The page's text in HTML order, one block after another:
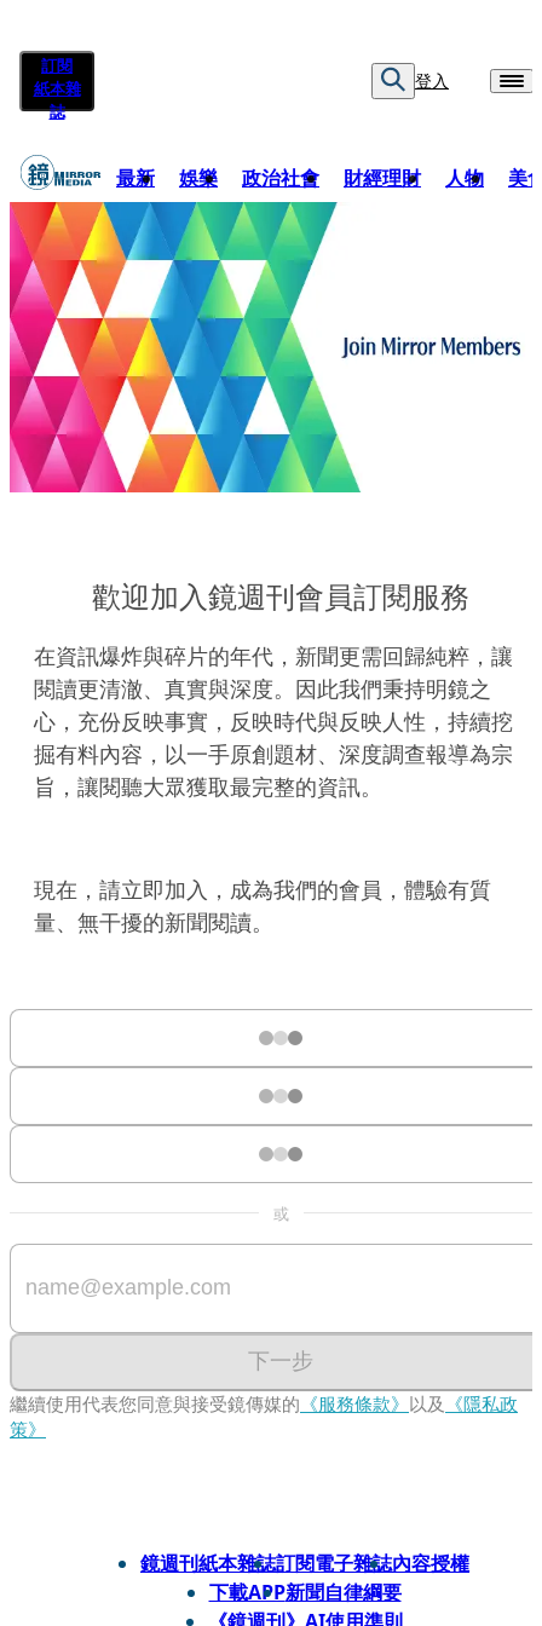
訂閱
紙本雜
誌
登入
最新 娛樂 政治社會 財經理財 人物 美
歡迎加入鏡週刊會員訂閱服務
在資訊爆炸與碎片的年代，新聞更需回歸純粹，讓
閱讀更清澈、真實與深度。因此我們秉持明鏡之
心，充份反映事實，反映時代與反映人性，持續挖
掘有料內容，以一手原創題材、深度調查報導為宗
旨，讓閱聽大眾獲取最完整的資訊。
現在，請立即加入，成為我們的會員，體驗有質
量、無干擾的新聞閱讀。
或
下一步
繼續使用代表您同意與接受鏡傳媒的 《服務條款》 以及 《隱私政
策》
鏡週刊紙本雜誌訂閱電子雜誌內容授權
下載APP新聞自律綱要